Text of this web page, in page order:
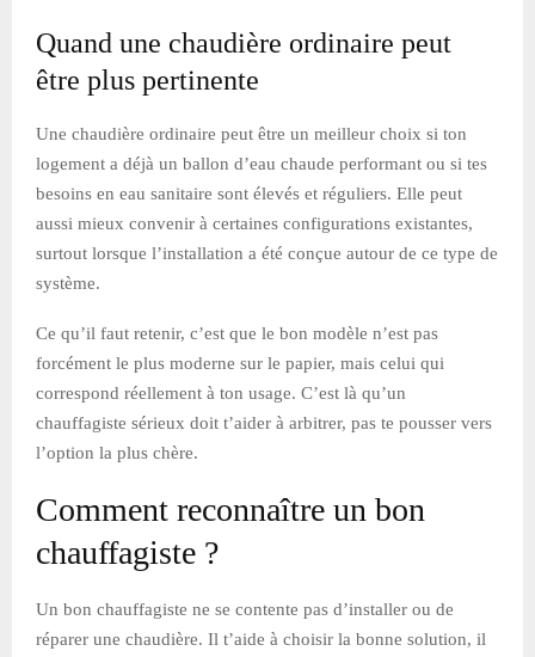
Quand une chaudière ordinaire peut
être plus pertinente
Une chaudière ordinaire peut être un meilleur choix si ton
logement a déjà un ballon d’eau chaude performant ou si tes
besoins en eau sanitaire sont élevés et réguliers. Elle peut
aussi mieux convenir à certaines configurations existantes,
surtout lorsque l’installation a été conçue autour de ce type de
système.
Ce qu’il faut retenir, c’est que le bon modèle n’est pas
forcément le plus moderne sur le papier, mais celui qui
correspond réellement à ton usage. C’est là qu’un
chauffagiste sérieux doit t’aider à arbitrer, pas te pousser vers
l’option la plus chère.
Comment reconnaître un bon
chauffagiste ?
Un bon chauffagiste ne se contente pas d’installer ou de
réparer une chaudière. Il t’aide à choisir la bonne solution, il